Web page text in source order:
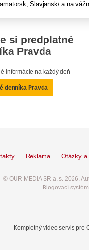
Slavjansk/ a na
si predplatné
Pravda
informácie na každý deň
denníka Pravda
Reklama Otázky a
© OUR MEDIA SR a. s. 2026.
Blogovací
Kompletný video servis pre